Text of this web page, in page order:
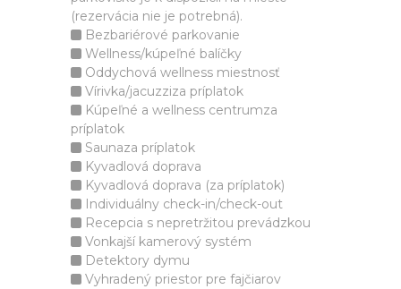
(rezervácia nie je potrebná).
Bezbariérové parkovanie
Wellness/kúpeľné balíčky
Oddychová wellness miestnosť
Vírivka/jacuzziza príplatok
Kúpeľné a wellness centrumza
príplatok
Saunaza príplatok
Kyvadlová doprava
Kyvadlová doprava (za príplatok)
Individuálny check-in/check-out
Recepcia s nepretržitou prevádzkou
Vonkajší kamerový systém
Detektory dymu
Vyhradený priestor pre fajčiarov